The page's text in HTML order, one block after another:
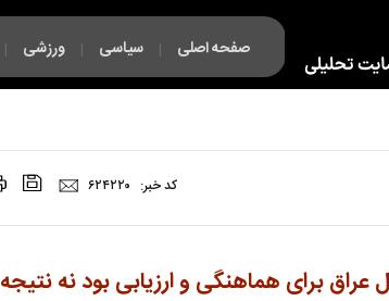
صفحه اصلی | سیاسی | ورزشی |
فکت لایف |
کد خبر: ۶۲۴۲۲۰
برای هماهنگی و ارزیابی بود نه نتیجه